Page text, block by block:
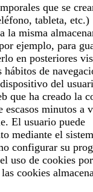
que se
tableta, etc.)
la misma
ejemplo, para
en posteriores
de
del
que ha creado la
minutos a
El usuario puede
mediante el
configurar su
uso de cookies
cookies